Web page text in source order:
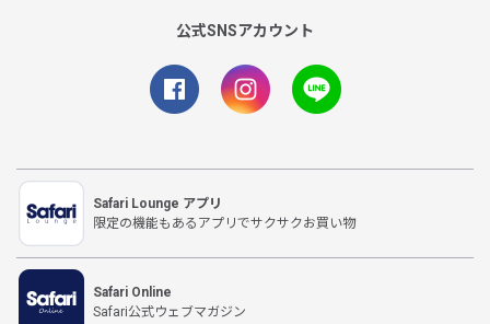
公式SNSアカウント
Safari Lounge アプリ
限定の機能もあるアプリでサクサクお買い物
Safari Online
Safari公式ウェブマガジン